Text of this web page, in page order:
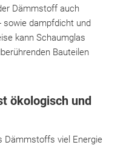
Dämmstoff auch
sowie dampfdicht und
kann Schaumglas
Bauteilen
ökologisch und
Dämmstoffs viel Energie